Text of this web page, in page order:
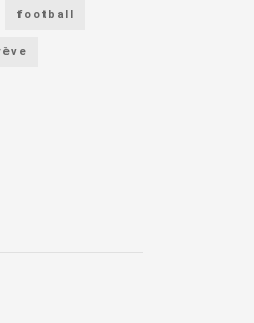
football